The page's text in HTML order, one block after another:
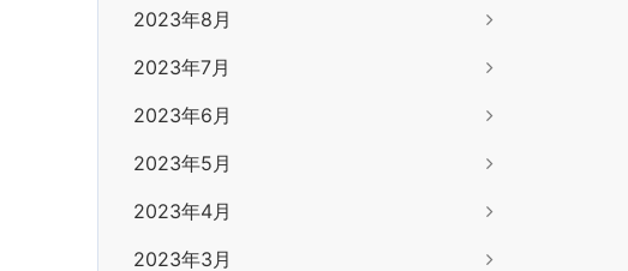
2023年8月
2023年7月
2023年6月
2023年5月
2023年4月
2023年3月